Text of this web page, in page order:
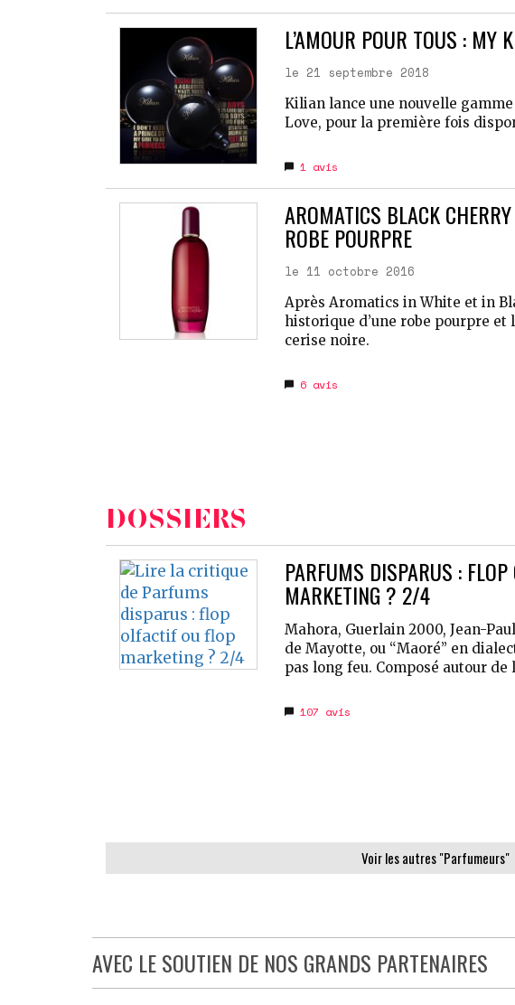
L’AMOUR POUR TOUS : MY
le 21 septembre 2018
Kilian lance une nouvelle
Love, pour la première fois
1avis
AROMATICS BLACK
ROBE POURPRE
le 11 octobre 2016
Après Aromatics in White et in
historique d’une robe pourpre et
cerise noire.
6avis
DOSSIERS
PARFUMS DISPARUS :
MARKETING ? 2/4
Mahora, Guerlain 2000, Jean-
de Mayotte, ou “Maoré” en
pas long feu. Composé autour
107 avis
Voir les autres "Parfumeurs"
AVEC LE SOUTIEN DE NOS GRANDS PARTENAIRES